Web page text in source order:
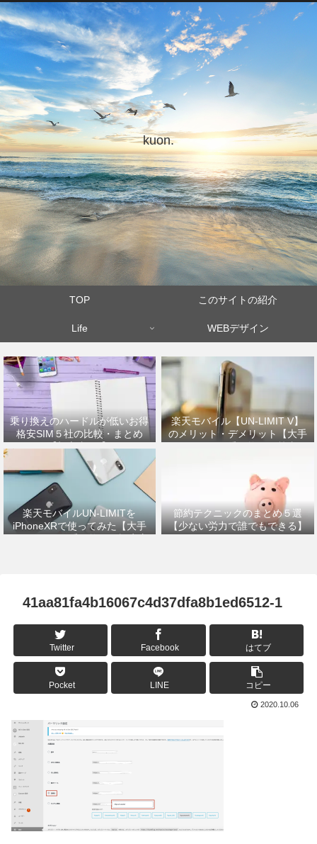
kuon.
TOP このサイトの紹介
Life WEBデザイン
乗り換えのハードルが低いお得
格安SIM５社の比較・まとめ
【初心者OK】
楽天モバイル【UN-LIMIT V】
のメリット・デメリット【大手
楽天モバイルUN-LIMITを
iPhoneXRで使ってみた【大手
キャリアから乗り換えの設定方
節約テクニックのまとめ５選
【少ない労力で誰でもできる】
41aa81fa4b16067c4d37dfa8b1ed6512-1
Twitter Facebook はてブ
Pocket LINE コピー
2020.10.06